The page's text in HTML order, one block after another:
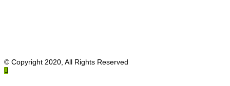
© Copyright 2020, All Rights Reserved